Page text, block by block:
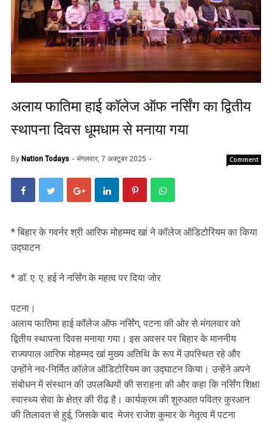
अलाय फातिमा हाई कॉलेज ऑफ नर्सिंग का द्वितीय
स्थापना दिवस धूमधाम से मनाया गया
By Nation Todays मंगलवार, 7 अक्टूबर 2025 Comment
* बिहार के गवर्नर श्री आरिफ मोहम्मद खां ने कॉलेज ऑडिटोरियम का किया
उद्घाटन
* डॉ. ए. ए. हई ने नर्सिंग के महत्व पर दिया जोर
पटना।
अलाय फातिमा हाई कॉलेज ऑफ नर्सिंग, पटना की ओर से मंगलवार को
द्वितीय स्थापना दिवस मनाया गया। इस अवसर पर बिहार के माननीय
राज्यपाल आरिफ मोहम्मद खां मुख्य अतिथि के रूप में उपस्थित रहे और
उन्होंने नव-निर्मित कॉलेज ऑडिटोरियम का उद्घाटन किया। उन्हेंने अपने
संबोधन में संस्थान की उपलब्धियों की सराहना की और कहा कि नर्सिंग शिक्षा
स्वास्थ्य सेवा के क्षेत्र की रीढ़ है। कार्यक्रम की शुरुआत पवित्र कुरआन
की तिलावत से हुई, जिसके बाद मेजर राजेश कुमार के नेतृत्व में पटना